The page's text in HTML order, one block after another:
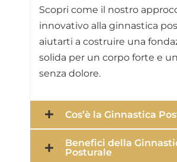
Scopri come il nostro
innovativo alla ginnastica
aiutarti a costruire una
solida per un corpo forte e
senza dolore.
Cos’è la Ginnastica
Benefici della
Posturale